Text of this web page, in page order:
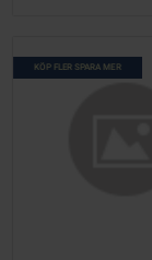
KÖP FLER SPARA MER